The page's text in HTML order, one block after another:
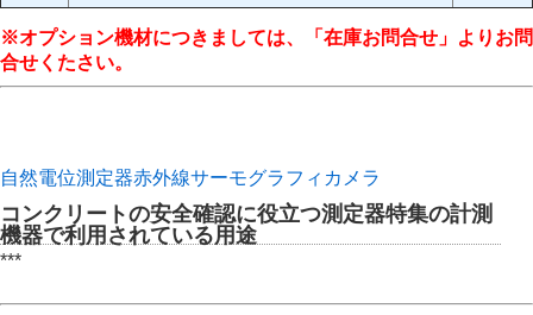
※オプション機材につきましては、「在庫お問合せ」よりお問
合せくたさい。
自然電位測定器赤外線サーモグラフィカメラ
コンクリートの安全確認に役立つ測定器特集の計測
機器で利用されている用途
***